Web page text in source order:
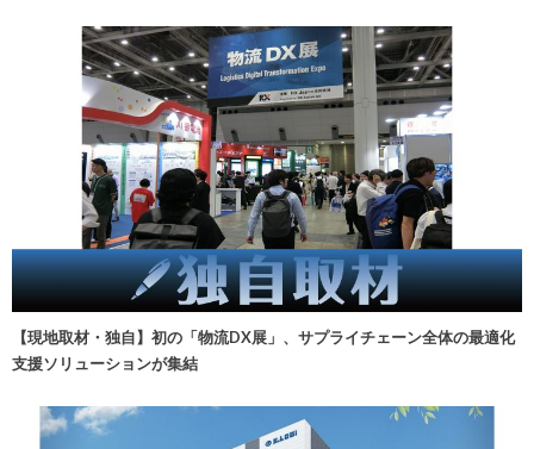
【現地取材・独自】初の「物流DX展」、サプライチェーン全体の最適化
支援ソリューションが集結